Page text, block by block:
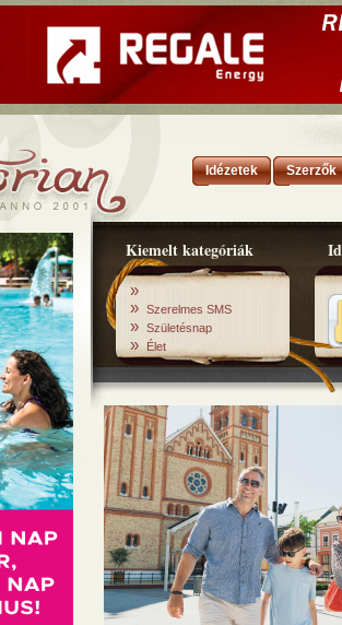
Idézetek Szerzők
Kiemelt kategóriák
»
» Szerelmes SMS
» Születésnap
» Élet